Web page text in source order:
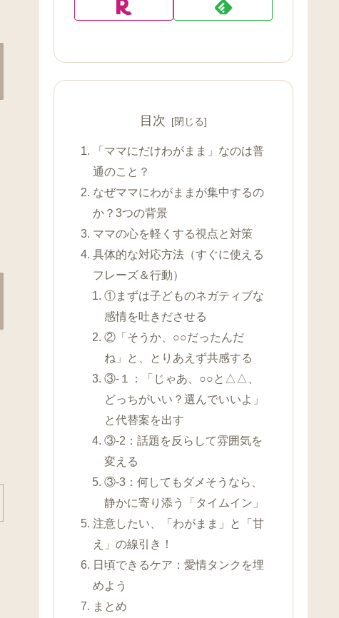
目次
「ママにだけわがまま」なのは普
通のこと？
なぜママにわがままが集中するの
か？3つの背景
ママの心を軽くする視点と対策
具体的な対応方法（すぐに使える
フレーズ＆行動）
①まずは子どものネガティブな
感情を吐きださせる
②「そうか、○○だったんだ
ね」と、とりあえず共感する
③-１：「じゃあ、○○と△△、
どっちがいい？選んでいいよ」
と代替案を出す
③-2：話題を反らして雰囲気を
変える
③-3：何してもダメそうなら、
静かに寄り添う「タイムイン」
注意したい、「わがまま」と「甘
え」の線引き！
日頃できるケア：愛情タンクを埋
めよう
まとめ